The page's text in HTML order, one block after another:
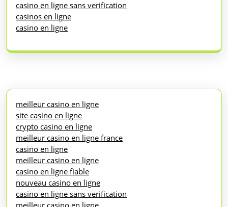
casino en ligne sans verification
casinos en ligne
casino en ligne
meilleur casino en ligne
site casino en ligne
crypto casino en ligne
meilleur casino en ligne france
casino en ligne
meilleur casino en ligne
casino en ligne fiable
nouveau casino en ligne
casino en ligne sans verification
meilleur casino en ligne